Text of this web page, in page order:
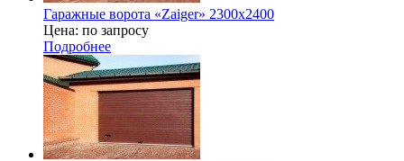
Гаражные ворота «Zaiger» 2300х2400
Цена: по запросу
Подробнее